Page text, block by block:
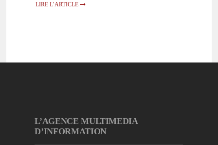
LIRE L’ARTICLE
L’AGENCE MULTIMEDIA
D’INFORMATION